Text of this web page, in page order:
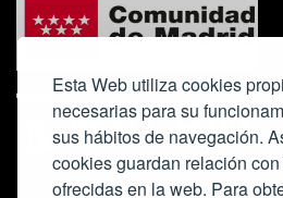
Esta Web utiliza cookies
necesarias para su
sus hábitos de navegación.
cookies guardan relación
ofrecidas en la web. Para